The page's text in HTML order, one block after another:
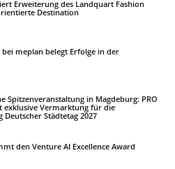
Erweiterung des Landquart Fashion
Destination
meplan belegt Erfolge in der
Spitzenveranstaltung in Magdeburg: PRO
exklusive Vermarktung für die
Städtetag 2027
den Venture AI Excellence Award